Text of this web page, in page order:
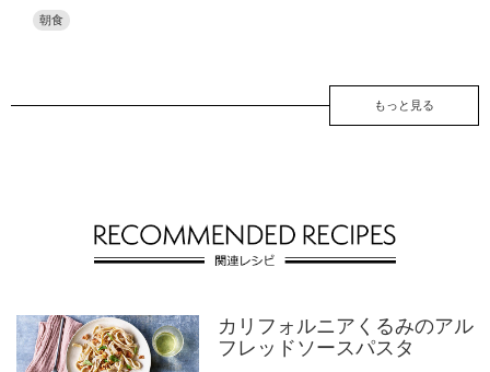
朝食
もっと見る
カリフォルニアくるみのアル
フレッドソースパスタ